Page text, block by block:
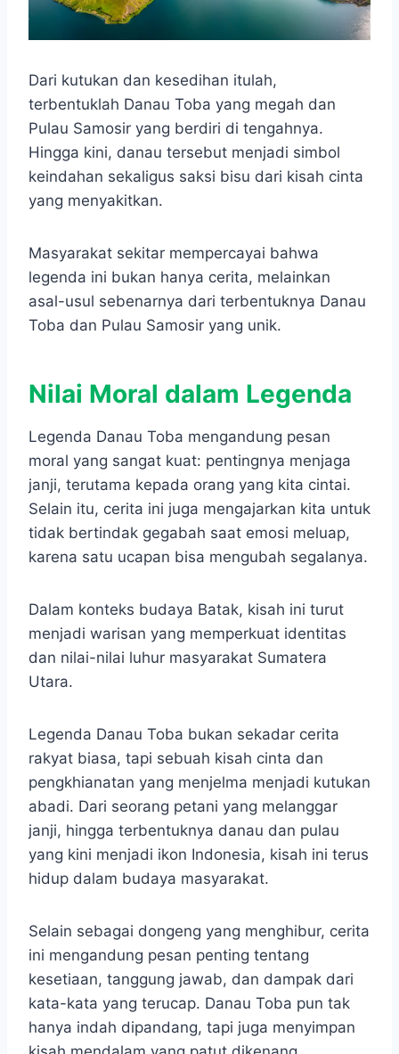
Dari kutukan dan kesedihan itulah,
terbentuklah Danau Toba yang megah dan
Pulau Samosir yang berdiri di tengahnya.
Hingga kini, danau tersebut menjadi simbol
keindahan sekaligus saksi bisu dari kisah cinta
yang menyakitkan.
Masyarakat sekitar mempercayai bahwa
legenda ini bukan hanya cerita, melainkan
asal-usul sebenarnya dari terbentuknya Danau
Toba dan Pulau Samosir yang unik.
Nilai Moral dalam Legenda
Legenda Danau Toba mengandung pesan
moral yang sangat kuat: pentingnya menjaga
janji, terutama kepada orang yang kita cintai.
Selain itu, cerita ini juga mengajarkan kita untuk
tidak bertindak gegabah saat emosi meluap,
karena satu ucapan bisa mengubah segalanya.
Dalam konteks budaya Batak, kisah ini turut
menjadi warisan yang memperkuat identitas
dan nilai-nilai luhur masyarakat Sumatera
Utara.
Legenda Danau Toba bukan sekadar cerita
rakyat biasa, tapi sebuah kisah cinta dan
pengkhianatan yang menjelma menjadi kutukan
abadi. Dari seorang petani yang melanggar
janji, hingga terbentuknya danau dan pulau
yang kini menjadi ikon Indonesia, kisah ini terus
hidup dalam budaya masyarakat.
Selain sebagai dongeng yang menghibur, cerita
ini mengandung pesan penting tentang
kesetiaan, tanggung jawab, dan dampak dari
kata-kata yang terucap. Danau Toba pun tak
hanya indah dipandang, tapi juga menyimpan